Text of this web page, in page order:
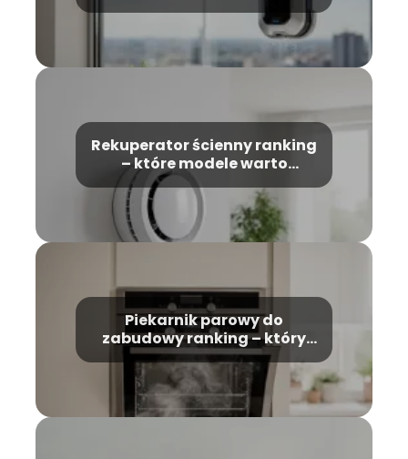
Rekuperator ścienny ranking
– które modele warto
wybrać?
Piekarnik parowy do
zabudowy ranking – który
model wybrać?